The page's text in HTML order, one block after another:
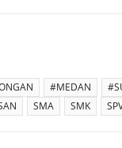
#MEDAN
SMA SMK